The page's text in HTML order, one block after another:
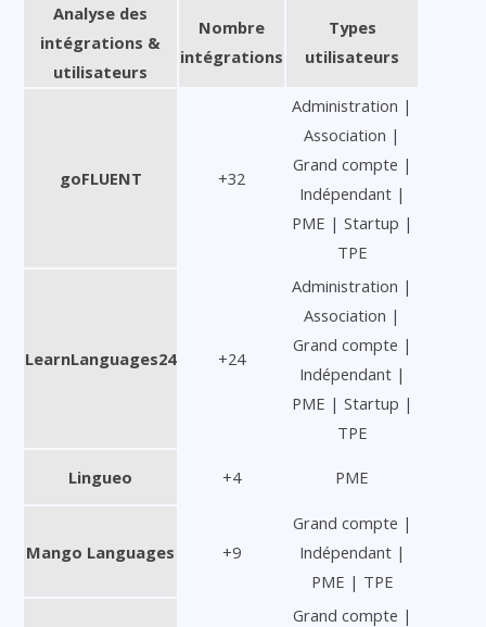
Analyse des
intégrations &
utilisateurs
Nombre
intégrations
Types
utilisateurs
goFLUENT +32
Administration |
Association |
Grand compte |
Indépendant |
PME | Startup |
TPE
LearnLanguages24 +24
Administration |
Association |
Grand compte |
Indépendant |
PME | Startup |
TPE
Lingueo +4 PME
Mango Languages +9
Grand compte |
Indépendant |
PME | TPE
Grand compte |